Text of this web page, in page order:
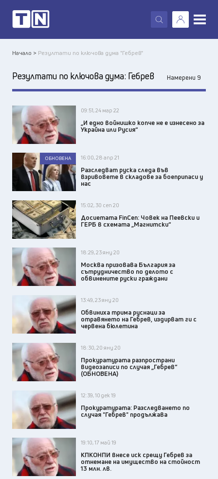
X
Начало > Резултати по ключова дума "Гебрев"
Резултати по ключова дума: Гебрев Намерени 9
09:51, 24 мар 22
„И едно войнишко копче не е изнесено за
Украйна или Русия“
ОБНОВЕНА 16:00, 28 апр 21
Разследват руска следа във
взривовете в складове за боеприпаси у
нас
15:02, 30 сеп 20
Досиетата FinCen: Човек на Пеевски и
ГЕРБ в схемата „Магнитски“
18:29, 23 яну 20
Москва призовава България за
сътрудничество по делото с
обвинените руски граждани
13:49, 23 яну 20
Обвиниха трима руснаци за
отравянето на Гебрев, издирват ги с
червена бюлетина
18:30, 20 яну 20
Прокуратурата разпространи
видеозаписи по случая „Гебрев“
(ОБНОВЕНА)
12:39, 10 дек 19
Прокуратурата: Разследването по
случая "Гебрев" продължава
19:10, 17 май 19
КПКОНПИ внесе иск срещу Гебрев за
отнемане на имущество на стойност
13 млн. лв.